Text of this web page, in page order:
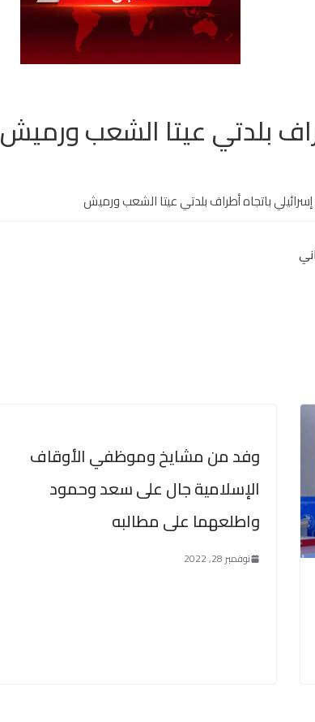
بلدتي عيتا الشعب ورميش
باتجاه أطراف بلدتي عيتا الشعب ورميش
وفد من مشايخ وموظفي الأوقاف
الإسلامية جال على سعد وحمود
واطلعهما على مطالبه
نوفمبر 28, 2022